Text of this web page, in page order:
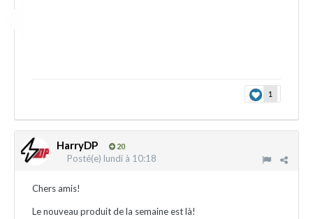
1
HarryDP 20
Posté(e) lundi à 10:18
Chers amis!
Le nouveau produit de la semaine est là!